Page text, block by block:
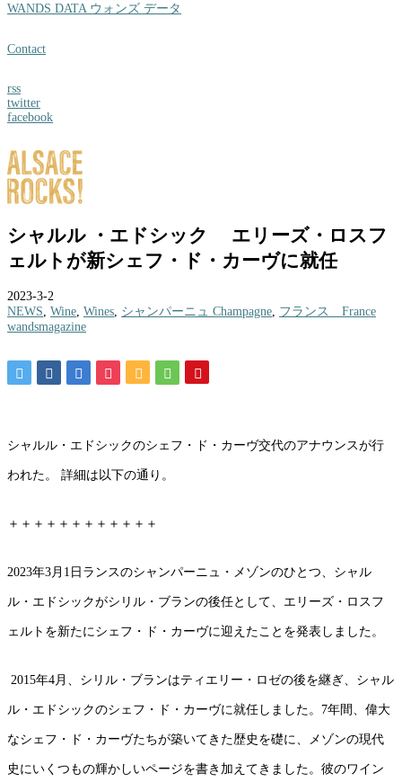
WANDS DATA ウォンズ データ
Contact
rss
twitter
facebook
シャルル ・エドシック エリーズ・ロスフ
ェルトが新シェフ・ド・カーヴに就任
2023-3-2
NEWS Wine Wines シャンパーニュ Champagne フランス France
wandsmagazine
シャルル・エドシックのシェフ・ド・カーヴ交代のアナウンスが行
われた。 詳細は以下の通り。
＋＋＋＋＋＋＋＋＋＋＋＋
2023年3月1日ランスのシャンパーニュ・メゾンのひとつ、シャル
ル・エドシックがシリル・ブランの後任として、エリーズ・ロスフ
ェルトを新たにシェフ・ド・カーヴに迎えたことを発表しました。
2015年4月、シリル・ブランはティエリー・ロゼの後を継ぎ、シャル
ル・エドシックのシェフ・ド・カーヴに就任しました。7年間、偉大
なシェフ・ド・カーヴたちが築いてきた歴史を礎に、メゾンの現代
史にいくつもの輝かしいページを書き加えてきました。彼のワイン